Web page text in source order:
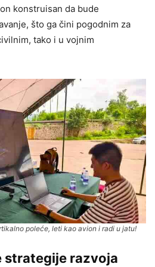
konstruisan da bude
što ga čini pogodnim za
tako i u vojnim
poleće, leti kao avion i radi u jatu!
strategije razvoja